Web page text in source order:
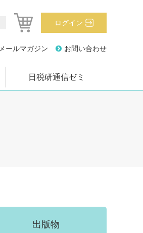
ログイン
メールマガジン お問い合わせ
日税研通信ゼミ
出版物